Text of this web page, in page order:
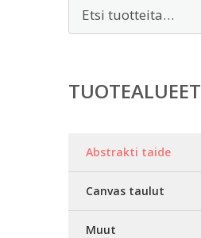
TUOTEALUEET
Abstrakti taide
Canvas taulut
Muut